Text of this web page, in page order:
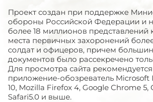
Проект создан при поддержке
обороны Российской Федерации и
более 18 миллионов представлений
места первичных захоронений
солдат и офицеров, причем
документов было рассекречено
Для просмотра сайта
приложение-обозреватель
10, Mozilla Firefox 4, Google Chrome 5,
Safari5.0 и выше.